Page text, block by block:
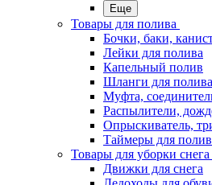
Еще
Товары для полива
Бочки, баки,
Лейки для полива
Капельный полив
Шланги для полива
Муфта,
Распылители,
Опрыскиватель,
Таймеры для
Товары для уборки снега
Движки для снега